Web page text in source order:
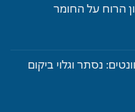
הרוח על החומר
נסתר וגלוי ביקום